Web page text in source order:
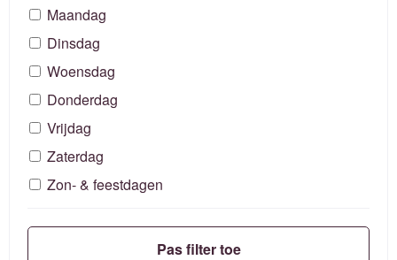
Maandag
Dinsdag
Woensdag
Donderdag
Vrijdag
Zaterdag
Zon- & feestdagen
Pas filter toe